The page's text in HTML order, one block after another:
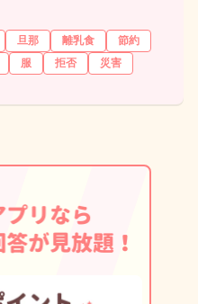
旦那 離乳食
節約
服 拒否
災害